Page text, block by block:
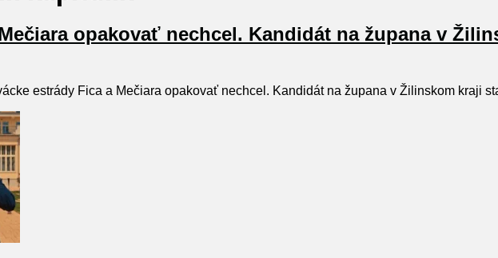
opakovať nechcel. Kandidát na župana v
estrády Fica a Mečiara opakovať nechcel. Kandidát na župana v Žilinskom kraji